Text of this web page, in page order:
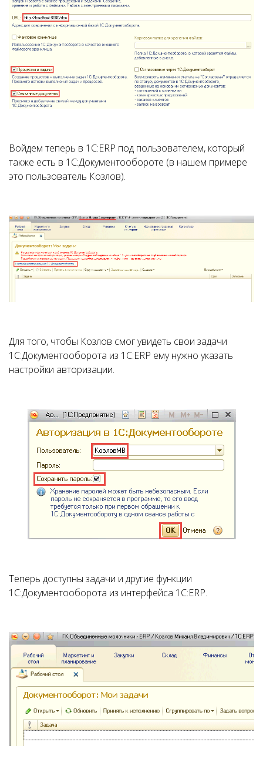
Войдем теперь в 1С:ERP под пользователем, который
также есть в 1С:Документообороте (в нашем примере
это пользователь Козлов).
Для того, чтобы Козлов смог увидеть свои задачи
1С:Документооборота из 1С:ERP ему нужно указать
настройки авторизации.
Теперь доступны задачи и другие функции
1С:Документооборота из интерфейса 1С:ERP.